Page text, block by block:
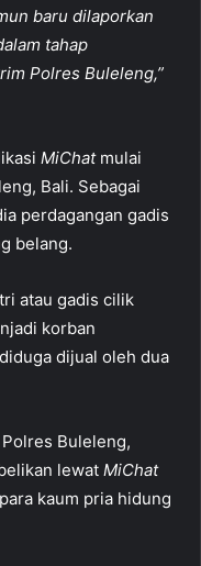
baru dilaporkan
tahap
Polres Buleleng,”
MiChatmulai
Bali. Sebagai
perdagangan gadis
belang.
atau gadis cilik
korban
dijual oleh dua
Buleleng,
lewat MiChat
kaum pria hidung